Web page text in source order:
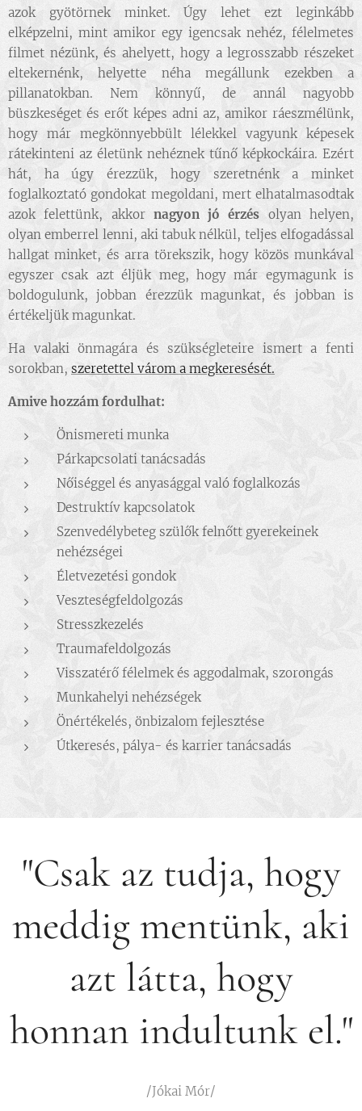
azok gyötörnek minket. Úgy lehet ezt leginkább
elképzelni, mint amikor egy igencsak nehéz, félelmetes
filmet nézünk, és ahelyett, hogy a legrosszabb részeket
eltekernénk, helyette néha megállunk ezekben a
pillanatokban. Nem könnyű, de annál nagyobb
büszkeséget és erőt képes adni az, amikor ráeszmélünk,
hogy már megkönnyebbült lélekkel vagyunk képesek
rátekinteni az életünk nehéznek tűnő képkockáira. Ezért
hát, ha úgy érezzük, hogy szeretnénk a minket
foglalkoztató gondokat megoldani, mert elhatalmasodtak
azok felettünk, akkor nagyon jó érzés olyan helyen,
olyan emberrel lenni, aki tabuk nélkül, teljes elfogadással
hallgat minket, és arra törekszik, hogy közös munkával
egyszer csak azt éljük meg, hogy már egymagunk is
boldogulunk, jobban érezzük magunkat, és jobban is
értékeljük magunkat.
Ha valaki önmagára és szükségleteire ismert a fenti
sorokban, szeretettel várom a megkeresését.
Amive hozzám fordulhat:
Önismereti munka
Párkapcsolati tanácsadás
Nőiséggel és anyasággal való foglalkozás
Destruktív kapcsolatok
Szenvedélybeteg szülők felnőtt gyerekeinek
nehézségei
Életvezetési gondok
Veszteségfeldolgozás
Stresszkezelés
Traumafeldolgozás
Visszatérő félelmek és aggodalmak, szorongás
Munkahelyi nehézségek
Önértékelés, önbizalom fejlesztése
Útkeresés, pálya- és karrier tanácsadás
"Csak az tudja, hogy
meddig mentünk, aki
azt látta, hogy
honnan indultunk el."
/Jókai Mór/